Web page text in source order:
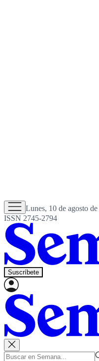
Lunes, 10 de agosto
ISSN 2745-2794
Suscríbete